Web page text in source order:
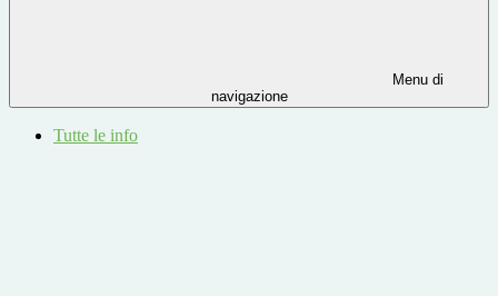
Menu di
navigazione
Tutte le info